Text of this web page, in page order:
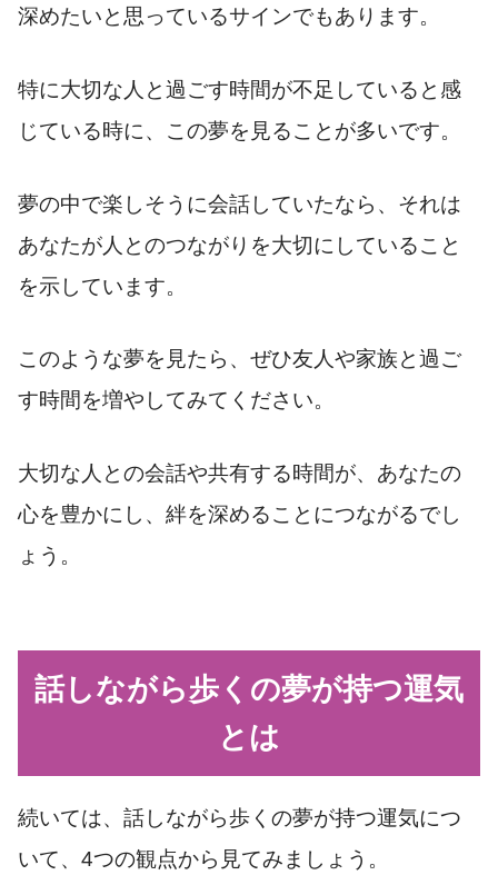
深めたいと思っているサインでもあります。
特に大切な人と過ごす時間が不足していると感
じている時に、この夢を見ることが多いです。
夢の中で楽しそうに会話していたなら、それは
あなたが人とのつながりを大切にしていること
を示しています。
このような夢を見たら、ぜひ友人や家族と過ご
す時間を増やしてみてください。
大切な人との会話や共有する時間が、あなたの
心を豊かにし、絆を深めることにつながるでし
ょう。
話しながら歩くの夢が持つ運気
とは
続いては、話しながら歩くの夢が持つ運気につ
いて、4つの観点から見てみましょう。